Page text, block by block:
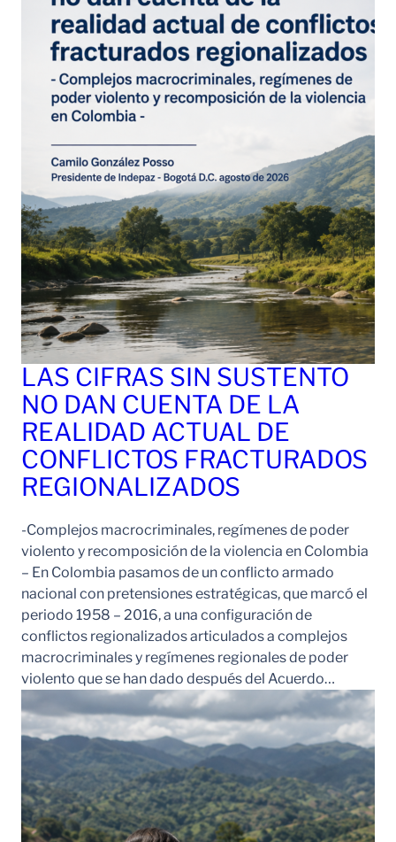
LAS CIFRAS SIN SUSTENTO
NO DAN CUENTA DE LA
REALIDAD ACTUAL DE
CONFLICTOS FRACTURADOS
REGIONALIZADOS
-Complejos macrocriminales, regímenes de poder
violento y recomposición de la violencia en Colombia
– En Colombia pasamos de un conflicto armado
nacional con pretensiones estratégicas, que marcó el
periodo 1958 – 2016, a una configuración de
conflictos regionalizados articulados a complejos
macrocriminales y regímenes regionales de poder
violento que se han dado después del Acuerdo…